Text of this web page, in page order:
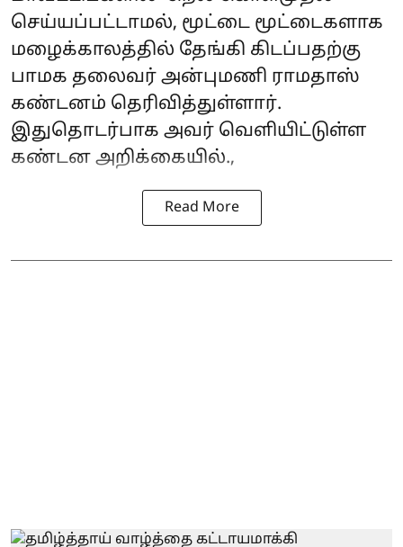
செய்யப்பட்டாமல், மூட்டை மூட்டைகளாக
மழைக்காலத்தில் தேங்கி கிடப்பதற்கு
பாமக தலைவர் அன்புமணி ராமதாஸ்
கண்டனம் தெரிவித்துள்ளார்.
இதுதொடர்பாக அவர் வெளியிட்டுள்ள
கண்டன அறிக்கையில்.,
Read More